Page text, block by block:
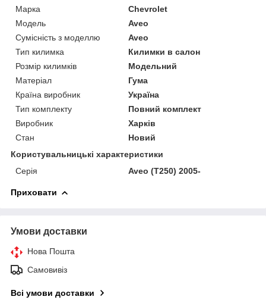
Марка
Chevrolet
Модель
Aveo
Сумісність з моделлю
Aveo
Тип килимка
Килимки в салон
Розмір килимків
Модельний
Матеріал
Гума
Країна виробник
Україна
Тип комплекту
Повний комплект
Виробник
Харків
Стан
Новий
Користувальницькі характеристики
Серія
Aveo (Т250) 2005-
Приховати
Умови доставки
Нова Пошта
Самовивіз
Всі умови доставки